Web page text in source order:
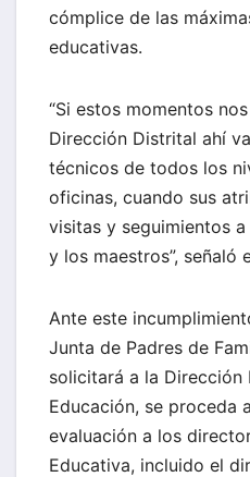
cómplice de las
educativas.
“Si estos momentos
Dirección Distrital ahí
técnicos de todos los
oficinas, cuando sus
visitas y seguimientos
y los maestros”, señaló
Ante este
Junta de Padres de
solicitará a la Dirección
Educación, se proceda
evaluación a los
Educativa, incluido el